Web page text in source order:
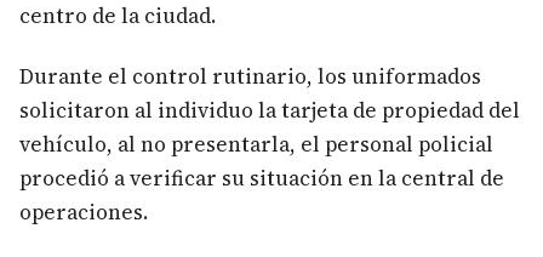
centro de la ciudad.
Durante el control rutinario, los uniformados
solicitaron al individuo la tarjeta de propiedad del
vehículo, al no presentarla, el personal policial
procedió a verificar su situación en la central de
operaciones.